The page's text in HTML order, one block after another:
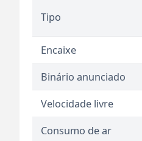
Tipo
Encaixe
Binário anunciado
Velocidade livre
Consumo de ar